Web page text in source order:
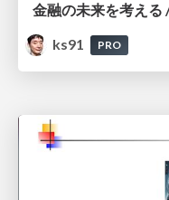
ks91
PRO